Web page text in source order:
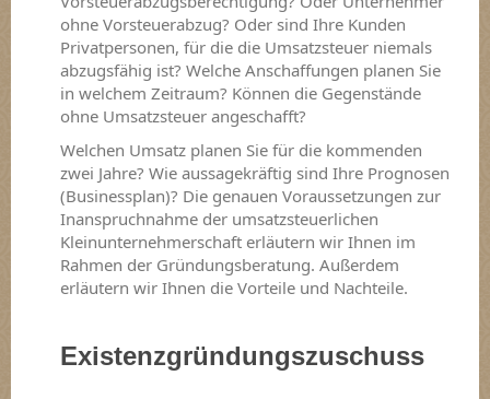
ohne Vorsteuerabzug? Oder sind Ihre Kunden
Privatpersonen, für die die Umsatzsteuer niemals
abzugsfähig ist? Welche Anschaffungen planen Sie
in welchem Zeitraum? Können die Gegenstände
ohne Umsatzsteuer angeschafft?
Welchen Umsatz planen Sie für die kommenden
zwei Jahre? Wie aussagekräftig sind Ihre Prognosen
(Businessplan)? Die genauen Voraussetzungen zur
Inanspruchnahme der umsatzsteuerlichen
Kleinunternehmerschaft erläutern wir Ihnen im
Rahmen der Gründungsberatung. Außerdem
erläutern wir Ihnen die Vorteile und Nachteile.
Existenzgründungszuschuss